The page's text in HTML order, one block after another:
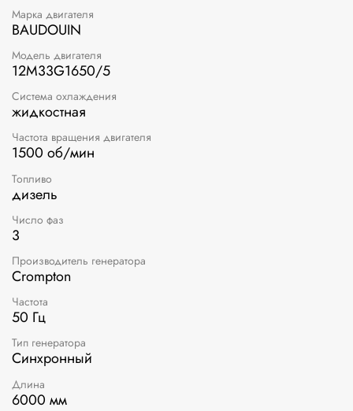
Марка двигателя
BAUDOUIN
Модель двигателя
12M33G1650/5
Система охлаждения
жидкостная
Частота вращения двигателя
1500 об/мин
Топливо
дизель
Число фаз
3
Производитель генератора
Crompton
Частота
50 Гц
Тип генератора
Синхронный
Длина
6000 мм